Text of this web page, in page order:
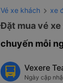
Vé xe khách xe
Đặt mua vé
chuyến mỗi
Vexere
Ngày cập